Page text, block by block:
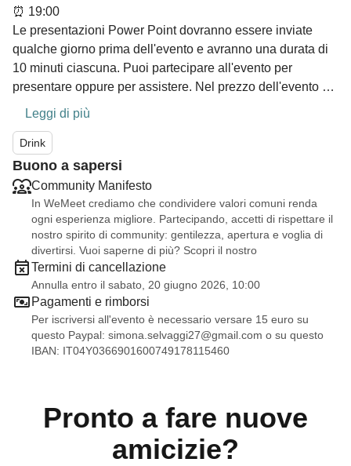
⏰ 19:00
Le presentazioni Power Point dovranno essere inviate
qualche giorno prima dell'evento e avranno una durata di
10 minuti ciascuna. Puoi partecipare all'evento per
presentare oppure per assistere. Nel prezzo dell'evento è
incluso: un aperitivo e tutta l'attrezzatura che serve per
presentare. In caso veniate per presentare, il vostro amico
dev'essere lì con voi!
Leggi di più
Drink
Buono a sapersi
Community Manifesto
In WeMeet crediamo che condividere valori comuni renda
ogni esperienza migliore. Partecipando, accetti di rispettare il
nostro spirito di community: gentilezza, apertura e voglia di
divertirsi. Vuoi saperne di più? Scopri il nostro
Termini di cancellazione
Annulla entro il sabato, 20 giugno 2026, 10:00
Pagamenti e rimborsi
Per iscriversi all'evento è necessario versare 15 euro su
questo Paypal: simona.selvaggi27@gmail.com o su questo
IBAN: IT04Y0366901600749178115460
Pronto a fare nuove
amicizie?